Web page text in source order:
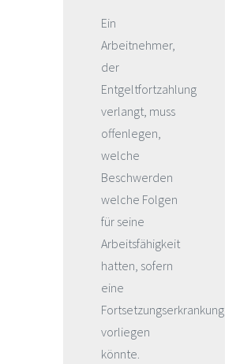
Ein
Arbeitnehmer,
der
Entgeltfortzahlung
verlangt, muss
offenlegen,
welche
Beschwerden
welche Folgen
für seine
Arbeitsfähigkeit
hatten, sofern
eine
Fortsetzungserkrankung
vorliegen
könnte.